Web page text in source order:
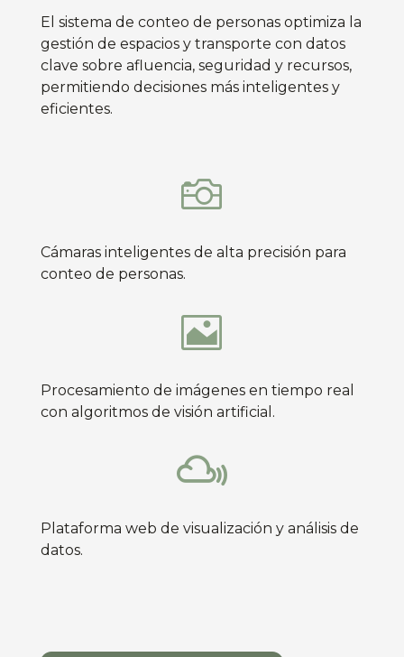
El sistema de conteo de personas optimiza la
gestión de espacios y transporte con datos
clave sobre afluencia, seguridad y recursos,
permitiendo decisiones más inteligentes y
eficientes.

Cámaras inteligentes de alta precisión para
conteo de personas.

Procesamiento de imágenes en tiempo real
con algoritmos de visión artificial.

Plataforma web de visualización y análisis de
datos.